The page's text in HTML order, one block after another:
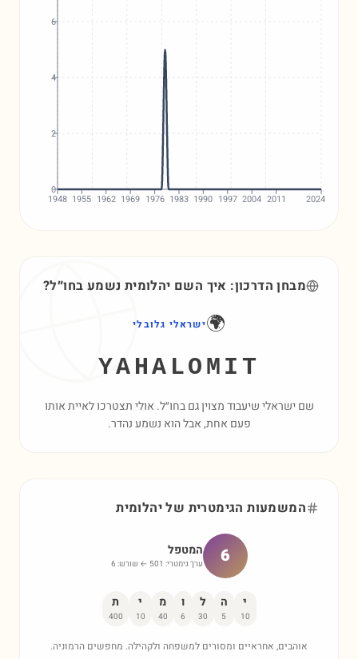
1948 1955 1962 1969 1976 1983 1990 1997 2004 2011 2024
0
2
4
6
מבחן הדרכון: איך השם יהלומית נשמע בחו״ל?
🌍ישראלי גלובלי
YAHALOMIT
שם ישראלי שיעבוד מצוין גם בחו״ל. אולי תצטרכו לאיית אותו
פעם אחת, אבל הוא נשמע נהדר.
המשמעות הגימטרית שליהלומית
6 המטפל
ערך גימטרי: 501 ← שורש: 6
י
10
ה
5
ל
30
ו
6
מ
40
י
10
ת
400
אוהבים, אחראיים ומסורים למשפחה ולקהילה. מחפשים הרמוניה.